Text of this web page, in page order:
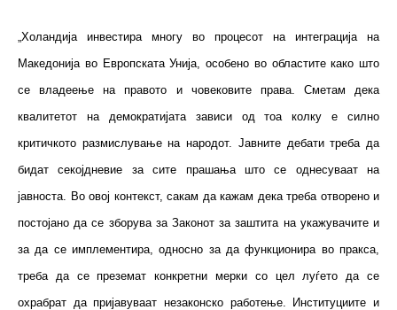
„Холандија инвестира многу во процесот на интеграција на
Македонија во Европската Унија, особено во областите како што
се владеење на правото и човековите права. Сметам дека
квалитетот на демократијата зависи од тоа колку е силно
критичкото размислување на народот. Јавните дебати треба да
бидат секојдневие за сите прашања што се однесуваат на
јавноста. Во овој контекст, сакам да кажам дека треба отворено и
постојано да се зборува за Законот за заштита на укажувачите и
за да се имплементира, односно за да функционира во пракса,
треба да се преземат конкретни мерки со цел луѓето да се
охрабрат да пријавуваат незаконско работење. Институциите и